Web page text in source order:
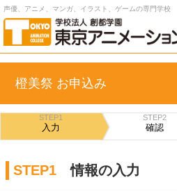
声優、アニメ、マンガ、イラスト、ゲームの専門学校
橙美祭 お申込み
STEP1
入力
STEP2
確認
STEP1 情報の入力